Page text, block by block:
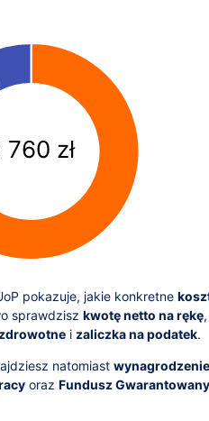
760 zł
pokazuje, jakie konkretne
sprawdzisz kwotę netto na rękę
zdrowotne i zaliczka na podatek.
natomiast
oraz Fundusz